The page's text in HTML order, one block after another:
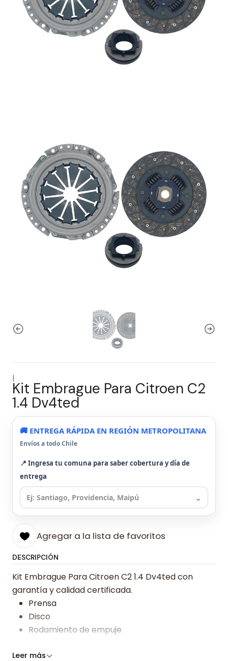
|
Kit Embrague Para Citroen C2
1.4 Dv4ted
🚚 ENTREGA RÁPIDA EN REGIÓN METROPOLITANA
Envíos a todo Chile
📍 Ingresa tu comuna para saber cobertura y día de
entrega
⌄
Agregar a la lista de favoritos
DESCRIPCIÓN
Kit Embrague Para Citroen C2 1.4 Dv4ted con
garantía y calidad certificada.
Prensa
Disco
Rodamiento de empuje
Somos especialistas en embragues desde 2019,
Leer más